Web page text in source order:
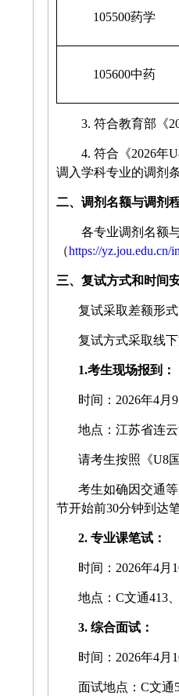
105500药学
105600中药
3. 符合教育部《
4. 符合 《2026年
调入学科专业的调剂
二、调剂名额与调剂
各专业调剂名额
（https://yz.jou.edu.cn/
三、复试方式和时间
复试采取差额形
复试方式采取线
1.考生现场报到：
时间： 2026年4月 9
地点：江苏省连
请考生按照《U8
考生如确因交通
节开始前30分钟到达
2. 专业课笔试：
时间： 2026年4月
地点： C文通413
3. 综合面试：
时间： 2026年4月
面试地点： C文通